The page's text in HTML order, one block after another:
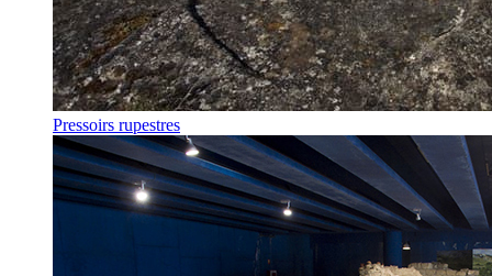
Pressoirs rupestres